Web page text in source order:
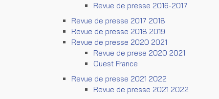
Revue de presse 2016-2017
Revue de presse 2017 2018
Revue de presse 2018 2019
Revue de presse 2020 2021
Revue de prese 2020 2021
Ouest France
Revue de presse 2021 2022
Revue de presse 2021 2022